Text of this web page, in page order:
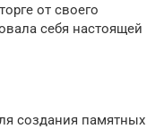
от своего
себя настоящей
создания памятных